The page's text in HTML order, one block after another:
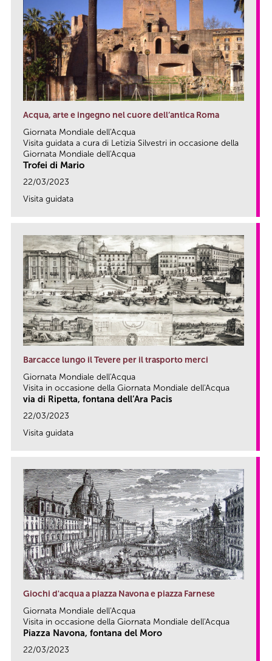
Acqua, arte e ingegno nel cuore dell’antica Roma
Giornata Mondiale dell'Acqua
Visita guidata a cura di Letizia Silvestri in occasione della
Giornata Mondiale dell'Acqua
Trofei di Mario
22/03/2023
Visita guidata
Barcacce lungo il Tevere per il trasporto merci
Giornata Mondiale dell'Acqua
Visita in occasione della Giornata Mondiale dell'Acqua
via di Ripetta, fontana dell’Ara Pacis
22/03/2023
Visita guidata
Giochi d'acqua a piazza Navona e piazza Farnese
Giornata Mondiale dell'Acqua
Visita in occasione della Giornata Mondiale dell'Acqua
Piazza Navona, fontana del Moro
22/03/2023